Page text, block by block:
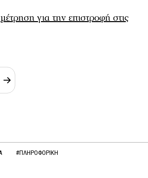
για την επιστροφή στις
#ΠΛΗΡΟΦΟΡΙΚΗ